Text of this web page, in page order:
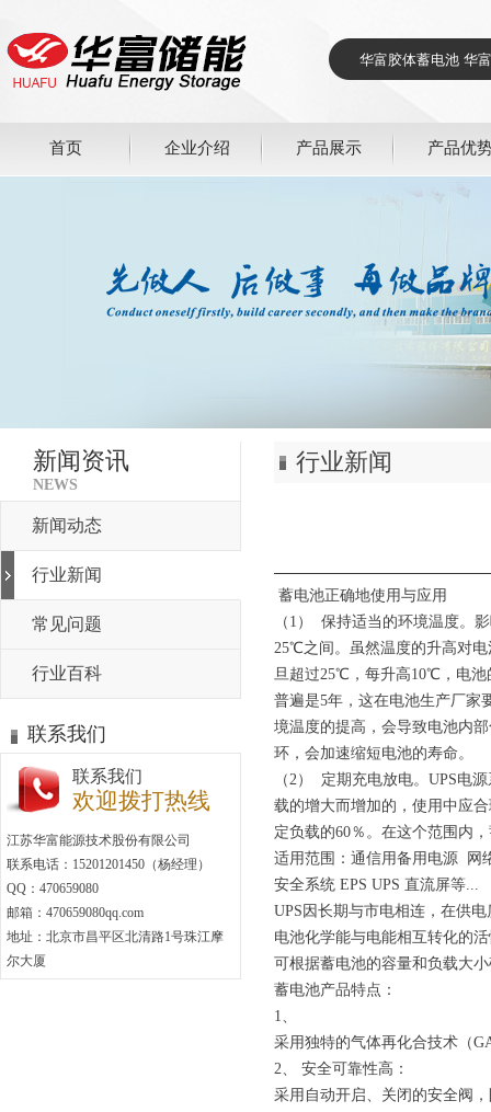
首页 企业介绍 产品展示 产品优
新闻资讯
NEWS
新闻动态
行业新闻
常见问题
行业百科
联系我们
联系我们
欢迎拨打热线
江苏华富能源技术股份有限公司
联系电话：15201201450（杨经理）
QQ：470659080
邮箱：470659080qq.com
地址：北京市昌平区北清路1号珠江摩
尔大厦
行业新闻
蓄电池正确地使用与应用
（1） 保持适当的环境温度。
25℃之间。虽然温度的升高对
旦超过25℃，每升高10℃，电池
普遍是5年，这在电池生产厂家
境温度的提高，会导致电池内
环，会加速缩短电池的寿命。
（2） 定期充电放电。UPS电
载的增大而增加的，使用中应
定负载的60％。在这个范围内
适用范围：通信用备用电源
安全系统 EPS UPS 直流屏等...
UPS因长期与市电相连，在供
电池化学能与电能相互转化的
可根据蓄电池的容量和负载大
蓄电池产品特点：
1、
采用独特的气体再化合技术（
2、 安全可靠性高：
采用自动开启、关闭的安全阀